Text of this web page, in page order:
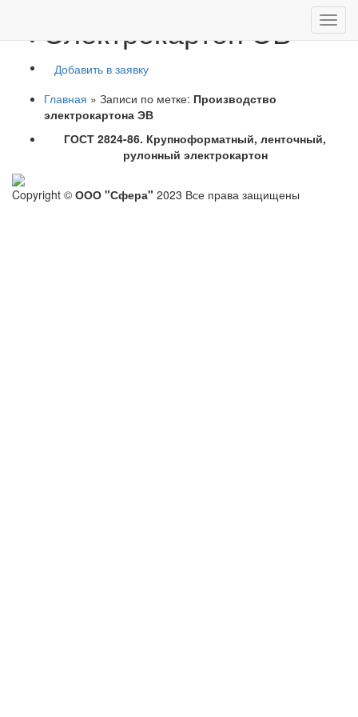
Электрокартон ЭВ
Добавить в заявку
Главная » Записи по метке: Производство
электрокартона ЭВ
ГОСТ 2824-86. Крупноформатный, ленточный,
рулонный электрокартон
Copyright © ООО "Сфера" 2023 Все права защищены